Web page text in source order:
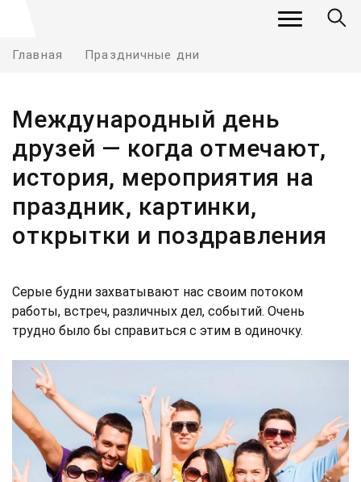
Главная Праздничные дни
Международный день
друзей — когда отмечают,
история, мероприятия на
праздник, картинки,
открытки и поздравления
Серые будни захватывают нас своим потоком
работы, встреч, различных дел, событий. Очень
трудно было бы справиться с этим в одиночку.